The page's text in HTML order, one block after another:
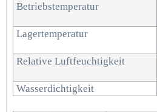
Betriebstemperatur
Lagertemperatur
Relative Luftfeuchtigkeit
Wasserdichtigkeit